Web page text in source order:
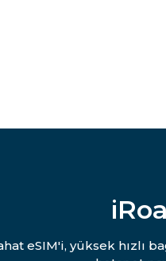
eSIM'i, yüksek hızlı